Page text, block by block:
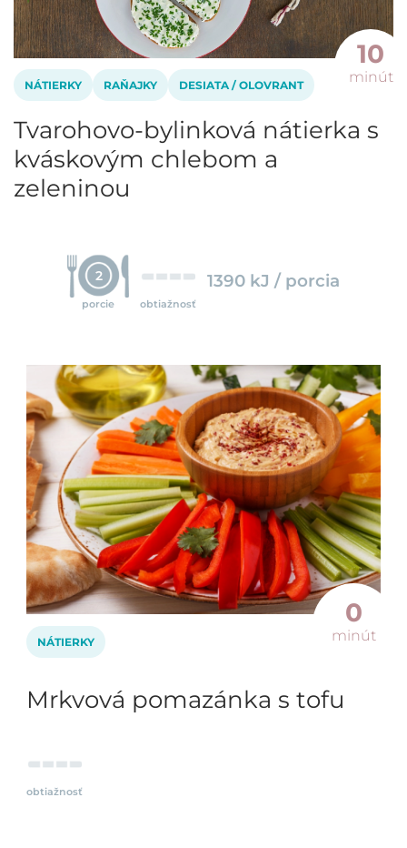
NÁTIERKY RAŇAJKY DESIATA / OLOVRANT
Tvarohovo-bylinková nátierka s
kváskovým chlebom a
zeleninou
2
porcie obtiažnosť
1390 kJ / porcia
10
minút
0
minút
NÁTIERKY
Mrkvová pomazánka s tofu
obtiažnosť